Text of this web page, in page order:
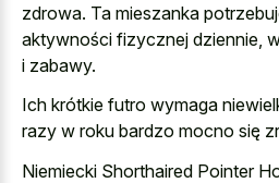
zdrowa. Ta mieszanka
aktywności fizycznej dziennie,
i zabawy.
Ich krótkie futro wymaga
razy w roku bardzo mocno się
Niemiecki Shorthaired Pointer